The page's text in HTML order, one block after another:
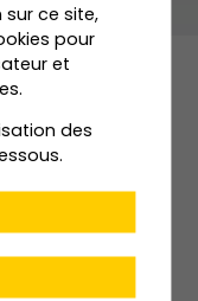
ce site,
pour
et
des